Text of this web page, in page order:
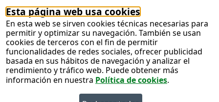
Esta página web usa cookies
En esta web se sirven cookies técnicas necesarias para
permitir y optimizar su navegación. También se usan
cookies de terceros con el fin de permitir
funcionalidades de redes sociales, ofrecer publicidad
basada en sus hábitos de navegación y analizar el
rendimiento y tráfico web. Puede obtener más
información en nuestra Política de cookies.